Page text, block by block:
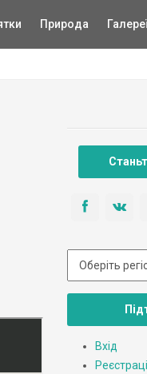
Природа
Вхід